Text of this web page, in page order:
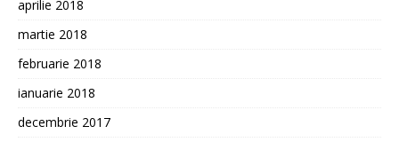
aprilie 2018
martie 2018
februarie 2018
ianuarie 2018
decembrie 2017